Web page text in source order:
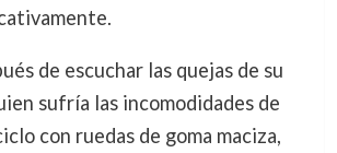
de escuchar las quejas de su
sufría las incomodidades de
con ruedas de goma maciza,